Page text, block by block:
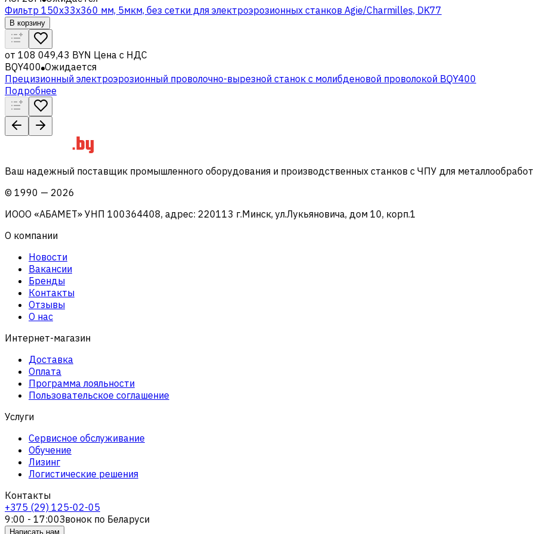
Фильтр 150x33x360 мм, 5мкм, без сетки для электроэрозионных станков Agie/Charmilles, DK77
В корзину
от 108 049,43 BYN Цена с НДС
BQY400 Ожидается
Прецизионный электроэрозионный проволочно-вырезной станок с молибденовой проволокой BQY400
Подробнее
Ваш надежный поставщик промышленного оборудования и производственных станков с ЧПУ для
© 1990 — 2026
ИООО «АБАМЕТ» УНП 100364408, адрес: 220113 г.Минск, ул.Лукьяновича, дом 10, корп.1
О компании
Новости
Вакансии
Бренды
Контакты
Отзывы
О нас
Интернет-магазин
Доставка
Оплата
Программа лояльности
Пользовательское соглашение
Услуги
Сервисное обслуживание
Обучение
Лизинг
Логистические решения
Контакты
+375 (29) 125-02-05
9:00 - 17:00Звонок по Беларуси
Написать нам